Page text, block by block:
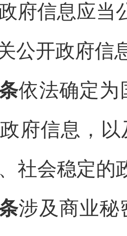
府信息应当
公开政府信
依法确定为
府信息，
社会稳定的
涉及商业秘